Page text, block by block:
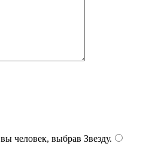
человек, выбрав Звезду.